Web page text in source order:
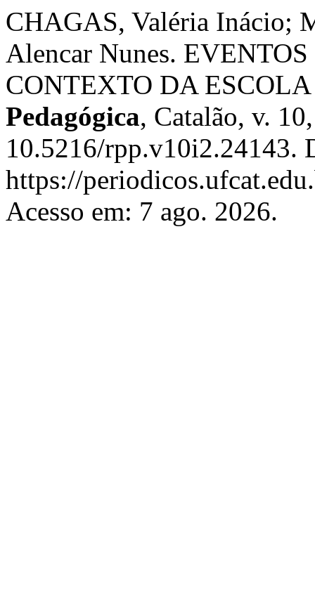
CHAGAS, Valéria Inácio;
Alencar Nunes.
CONTEXTO DA
Pedagógica, Catalão, v.
10.5216/rpp.v10i2.24143.
https://
Acesso em: 7 ago. 2026.